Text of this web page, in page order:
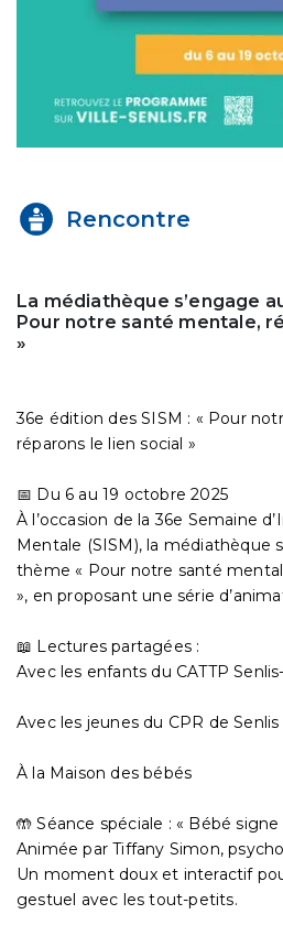
Rencontre
La médiathèque s’engage
Pour notre santé mentale,
»
36e édition des SISM : « Pour
réparons le lien social »
📅 Du 6 au 19 octobre 2025
À l’occasion de la 36e Semaine
Mentale (SISM), la médiathèque
thème « Pour notre santé
», en proposant une série
📖 Lectures partagées :
Avec les enfants du CATTP
Avec les jeunes du CPR de Senlis
À la Maison des bébés
🤲 Séance spéciale : « Bébé signe
Animée par Tiffany Simon,
Un moment doux et interactif
gestuel avec les tout-petits.